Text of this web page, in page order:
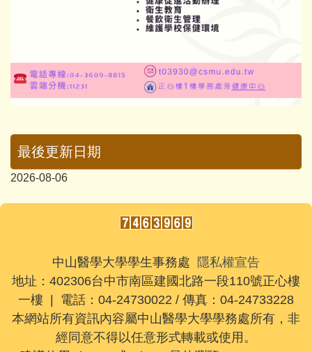
最後更新日期
2026-08-06
中山醫學大學學生事務處
隱私權宣告
地址：402306台中市南區建國北路一段110號正心樓
一樓 | 電話：04-24730022 / 傳真：04-24733228
本網站所有資訊內容屬中山醫學大學學務處所有，非
經同意不得以任意形式轉載或使用。